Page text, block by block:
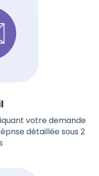
votre demande
détaillée sous 2